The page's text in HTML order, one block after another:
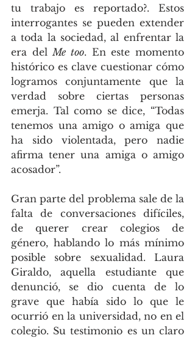
tu trabajo es reportado?. Estos
interrogantes se pueden extender
a toda la sociedad, al enfrentar la
era del Me too. En este momento
histórico es clave cuestionar cómo
logramos conjuntamente que la
verdad sobre ciertas personas
emerja. Tal como se dice, “Todas
tenemos una amigo o amiga que
ha sido violentada, pero nadie
afirma tener una amiga o amigo
acosador”.
Gran parte del problema sale de la
falta de conversaciones difíciles,
de querer crear colegios de
género, hablando lo más mínimo
posible sobre sexualidad. Laura
Giraldo, aquella estudiante que
denunció, se dio cuenta de lo
grave que había sido lo que le
ocurrió en la universidad, no en el
colegio. Su testimonio es un claro